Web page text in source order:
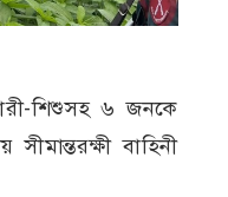
শিশুসহ ৬ জনকে
বাহিনী